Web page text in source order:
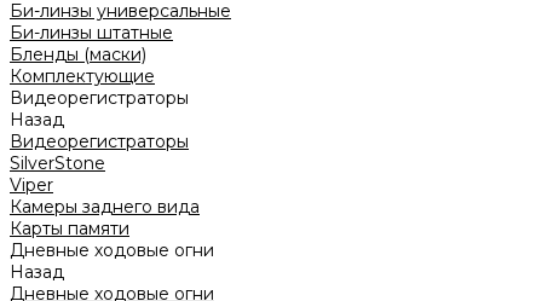
Би-линзы универсальные
Би-линзы штатные
Бленды (маски)
Комплектующие
Видеорегистраторы
Назад
Видеорегистраторы
SilverStone
Viper
Камеры заднего вида
Карты памяти
Дневные ходовые огни
Назад
Дневные ходовые огни